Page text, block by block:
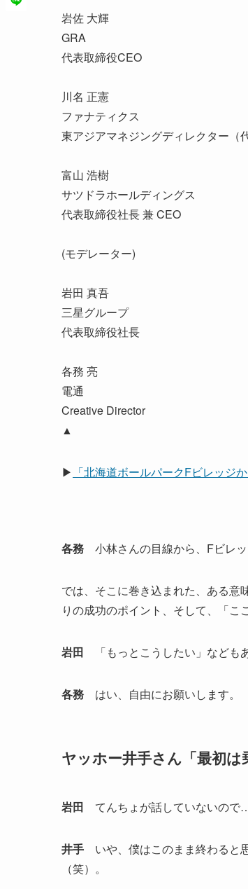
岩佐 大輝
GRA
代表取締役CEO
川名 正憲
ファナティクス
東アジアマネジングディレクター（
富山 浩樹
サツドラホールディングス
代表取締役社長 兼 CEO
(モデレーター)
岩田 真吾
三星グループ
代表取締役社長
各務 亮
電通
Creative Director
▲
▶ 「北海道ボールパークFビレッジ
各務 小林さんの目線から、Fビレ
では、そこに巻き込まれた、ある意
りの成功のポイント、そして、「こ
岩田 「もっとこうしたい」などもあ
各務 はい、自由にお願いします。
ヤッホー井手さん「最初は
岩田 てんちょが話していないので
井手 いや、僕はこのまま終わると
（笑）。